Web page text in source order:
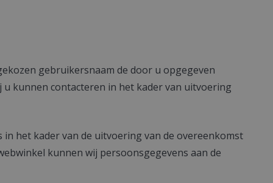
gebruikersnaam de door u opgegeven
kunnen contacteren in het kader van uitvoering
het kader van de uitvoering van de overeenkomst
kunnen wij persoonsgegevens aan de